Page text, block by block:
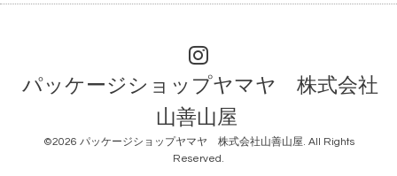
パッケージショップヤマヤ 株式会社
山善山屋
©2026 パッケージショップヤマヤ 株式会社山善山屋. All Rights
Reserved.